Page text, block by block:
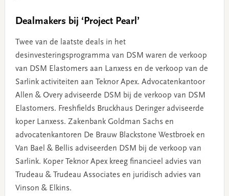
Dealmakers bij ‘Project Pearl’
Twee van de laatste deals in het
desinvesteringsprogramma van DSM waren de verkoop
van DSM Elastomers aan Lanxess en de verkoop van de
Sarlink activiteiten aan Teknor Apex. Advocatenkantoor
Allen & Overy adviseerde DSM bij de verkoop van DSM
Elastomers. Freshfields Bruckhaus Deringer adviseerde
koper Lanxess. Zakenbank Goldman Sachs en
advocatenkantoren De Brauw Blackstone Westbroek en
Van Bael & Bellis adviseerden DSM bij de verkoop van
Sarlink. Koper Teknor Apex kreeg financieel advies van
Trudeau & Trudeau Associates en juridisch advies van
Vinson & Elkins.